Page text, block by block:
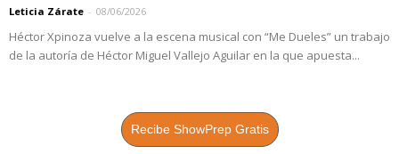
Leticia Zárate - 08/06/2026
Héctor Xpinoza vuelve a la escena musical con “Me Dueles” un trabajo
de la autoría de Héctor Miguel Vallejo Aguilar en la que apuesta...
Recibe ShowPrep Gratis